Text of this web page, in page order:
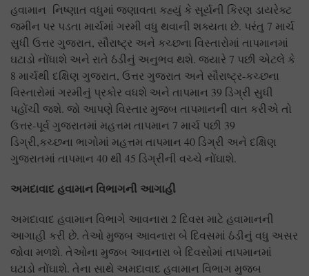
હવામાન નિષ્ણાત વધુમાં જણાવતા કહ્યું કે સૂર્યની કિરણ ડાયરેક્ટ
જમીન પર પડતા માર્ચમાં ગરમી વધુ થવાની શક્યતા છે. પરંતુ 7 માર્ચ
સુધી ઉત્તર ગુજરાત, સૌરાષ્ટ્ર અને કચ્છના વિસ્તારોમાં તાપમાનમાં
ઘટાડો નોંધાશે અને રાતે ઠંડીનું અનુભવ થશે. જ્યારે 7 પછી એટલે કે
8 માર્ચથી દક્ષિણ ગુજરાત, ઉત્તર ગુજરાત અને સૌરાષ્ટ્ર-કચ્છના
વિસ્તારોમાં ગરમીનું પ્રકોર વધશે અને તાપમાન 39 ડિગ્રી સુધી
પહોંચી જશે. જો આપણે વિસ્તાર મુજબ તાપમાનની વાત કરીએ તો
ઉત્તર-પૂર્વ ગુજરાતમાં મહત્તમ તાપમાન 7 માર્ચ પછી 39
ડિગ્રી,કચ્છના ભાગોમાં મહત્તમ તાપમાન 40 ડિગ્રી અને દક્ષિણ
ગુજરાતમાં તાપમાન 40 થી 45 ડિગ્રીની વચ્ચે નોંઘાશે.
અમદાવાદ હવામાન વિભાગની આગાહી
અમદાવાદ હવામાન વિભાગે આવનારા 2 દિવસ માટે હવામાનની
આગાહી કરી છે. તેઓ મુજબ આવનારા બે દિવસમાં ઠંડીનું વધુ અસર
જોવા મળશે. તેઓના મુજબ આવનારા બે દિવસોમાં તાપમાનમાં
ઘટાડો નોંઘાશે. તેના સાથે અમદાવાદ હવામાન વિભાગ મુજબ